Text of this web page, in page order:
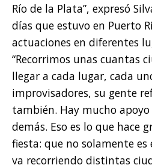
Río de la Plata”, expresó
días que estuvo en Puerto
actuaciones en diferentes
“Recorrimos unas cuantas
llegar a cada lugar, cada
improvisadores, su gente
también. Hay mucho apoyo
demás. Eso es lo que hace
fiesta: que no solamente
va recorriendo distintas